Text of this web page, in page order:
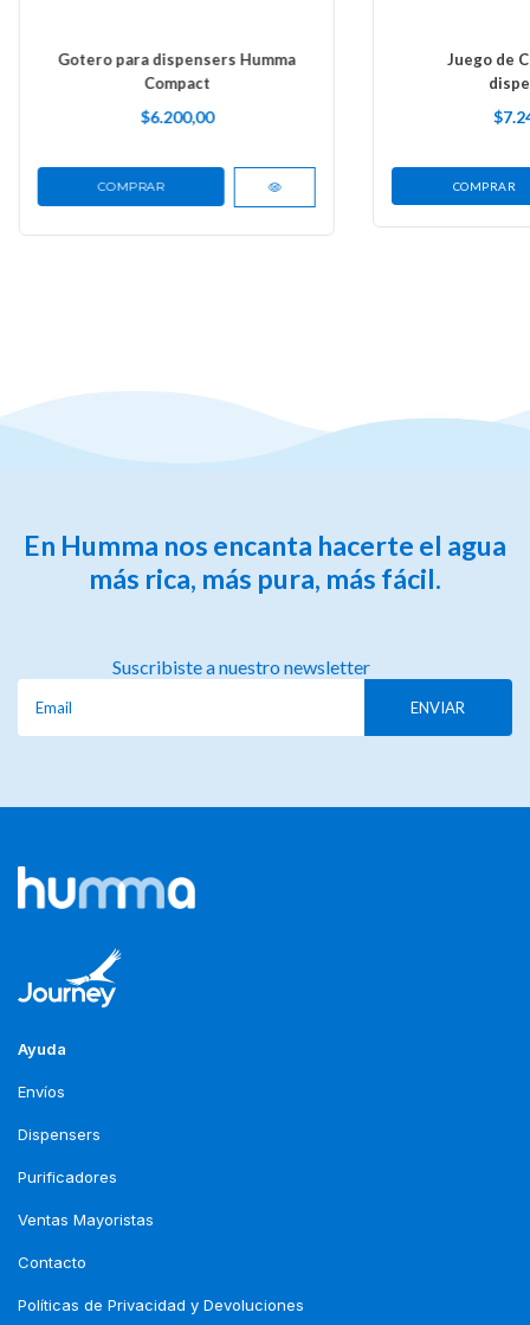
Gotero para dispensers Humma
Compact
$6.200,00
Juego de
COMPRAR
En Humma nos encanta hacerte el agua
más rica, más pura, más fácil.
Suscribiste a nuestro newsletter
Ayuda
Envíos
Dispensers
Purificadores
Ventas Mayoristas
Contacto
Políticas de Privacidad y Devoluciones